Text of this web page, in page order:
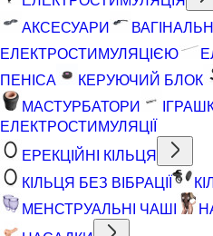
АКСЕСУАРИ
ЕЛЕКТРОСТИМУЛЯЦІЄЮ
ПЕНІСА
КЕРУЮЧИЙ БЛОК
МАСТУРБАТОРИ
ЕЛЕКТРОСТИМУЛЯЦІЇ
ЕРЕКЦІЙНІ КІЛЬЦЯ
КІЛЬЦЯ БЕЗ ВІБРАЦІЇ
МЕНСТРУАЛЬНІ ЧАШІ